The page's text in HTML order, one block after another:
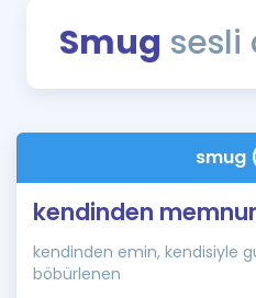
Rehberlik Aracı
Blog
İngilizce Gramer
Smug sesli
smug
kendinden
kendinden emin, kendisiyle
böbürlenen